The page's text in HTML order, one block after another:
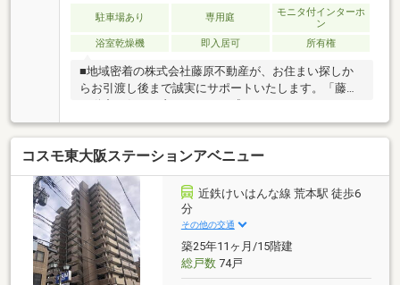
駐車場あり 専用庭
モニタ付インターホ
ン
浴室乾燥機
即入居可 所有権
■地域密着の株式会社藤原不動産が、お住まい探しか
らお引渡し後まで誠実にサポートいたします。「藤原
不動産に任せて良かった」と感じていただけるよう、
一人ひとりのお客様に寄り添ったご提案を心掛けてい
ます。■住宅ローン相談無料！提携金融機関多数。お
借入れやお車のローンなどがある方も、おまとめロー
ンを含め最適な資金計画をご提案いたします。■住宅
購入・住み替え・売却までワンストップで対応。資金
計画や住宅ローンに不安のある方、他社で審査が難し
かった方もお気軽にご相談ください。無理のない返済
計画を一緒に考え、安心して新生活を迎えられるよう
全力でサポートいたします。
コスモ東大阪ステーションアベニュー
近鉄けいはんな線 荒本駅 徒歩6
分
その他の交通
築25年11ヶ月/15階建
総戸数74戸